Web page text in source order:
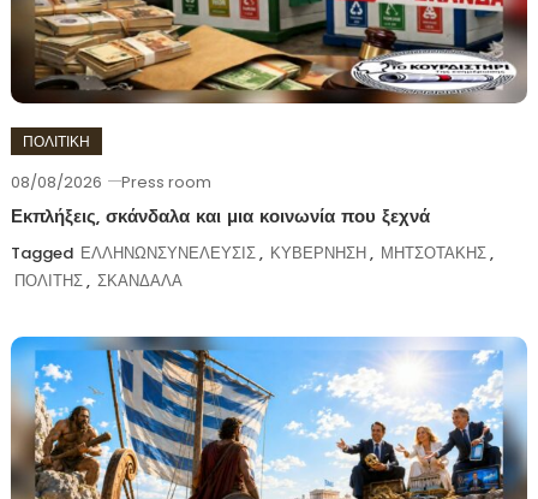
ΠΟΛΙΤΙΚΗ
08/08/2026 Press room
Εκπλήξεις, σκάνδαλα και μια κοινωνία που ξεχνά
Tagged ΕΛΛΗΝΩΝΣΥΝΕΛΕΥΣΙΣ, ΚΥΒΕΡΝΗΣΗ, ΜΗΤΣΟΤΑΚΗΣ,
ΠΟΛΙΤΗΣ, ΣΚΑΝΔΑΛΑ